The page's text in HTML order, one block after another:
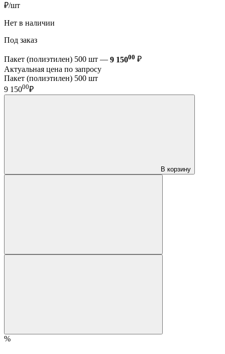
₽/шт
Нет в наличии
Под заказ
Пакет (полиэтилен) 500 шт — 9 15000 ₽
Актуальная цена по запросу
Пакет (полиэтилен) 500 шт
9 15000₽
В корзину
%